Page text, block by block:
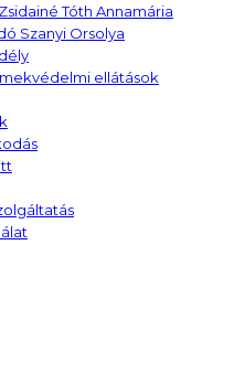
Tóth Annamária
Szanyi Orsolya
ellátások